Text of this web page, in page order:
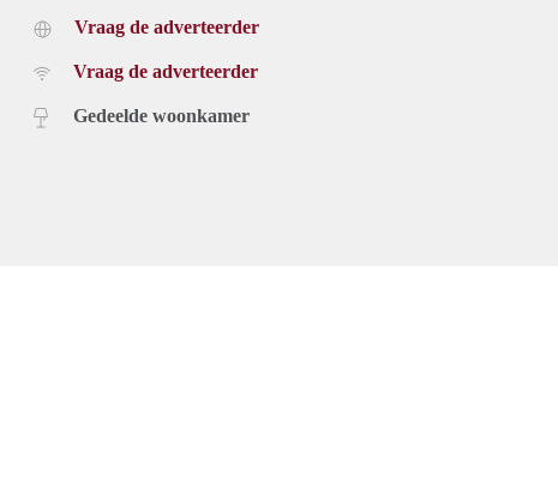
Vraag de adverteerder
Vraag de adverteerder
Gedeelde woonkamer